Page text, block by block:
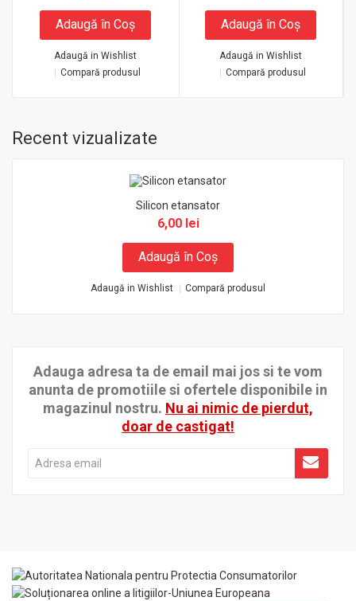
Adaugă în Coş
Adaugă in Wishlist
Compară produsul
Adaugă în Coş
Adaugă in Wishlist
Compară produsul
Recent vizualizate
Silicon etansator
6,00 lei
Adaugă în Coş
Adaugă in Wishlist Compară produsul
Adauga adresa ta de email mai jos si te vom
anunta de promotiile si ofertele disponibile in
magazinul nostru. Nu ai nimic de pierdut,
doar de castigat!